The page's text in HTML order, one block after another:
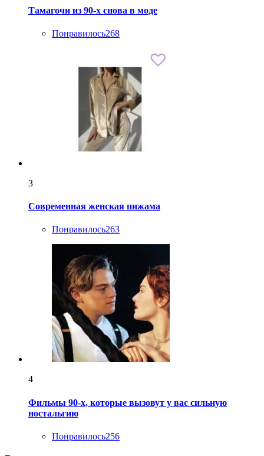
Тамагочи из 90-х снова в моде
Понравилось268
3
Современная женская пижама
Понравилось263
4
Фильмы 90-х, которые вызовут у вас сильную
ностальгию
Понравилось256